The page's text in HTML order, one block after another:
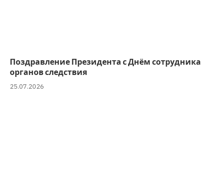
Поздравление Президента с Днём сотрудника
органов следствия
25.07.2026